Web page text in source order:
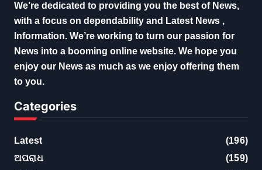
We’re dedicated to providing you the best of News,
with a focus on dependability and Latest News ,
Information. We’re working to turn our passion for
News into a booming online website. We hope you
enjoy our News as much as we enjoy offering them
to you.
Categories
Latest
(196)
ଅପରାଧ
(159)